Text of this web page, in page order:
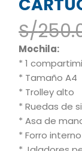
S/
Mochila:
* 1
* Tamaño A4
* Trolley alto
* Ruedas de
* Asa de
* Forro